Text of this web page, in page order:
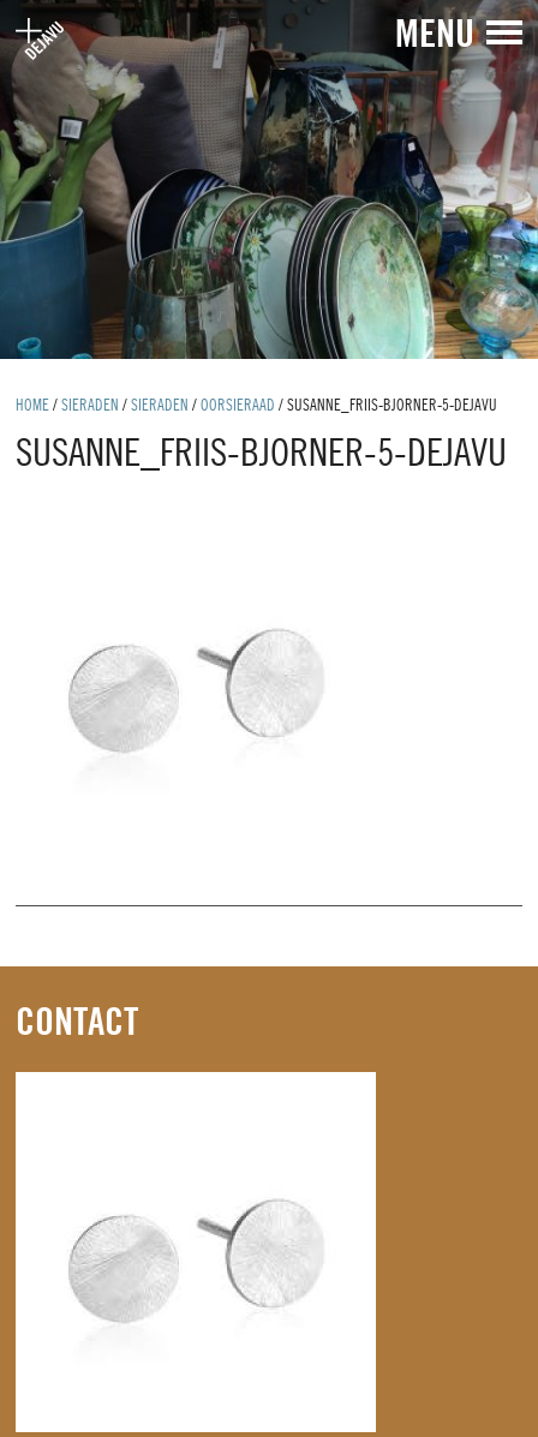
MENU
HOME /SIERADEN /SIERADEN /OORSIERAAD /SUSANNE_FRIIS-BJORNER-5-DEJAVU
SUSANNE_FRIIS-BJORNER-5-DEJAVU
CONTACT